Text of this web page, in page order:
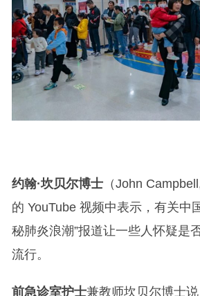
约翰·坎贝尔博士（John
的 YouTube 视频中表示，有关中
秘肺炎浪潮”报道让一些人怀疑是
流行。
前急诊室护士兼教师坎贝尔博士